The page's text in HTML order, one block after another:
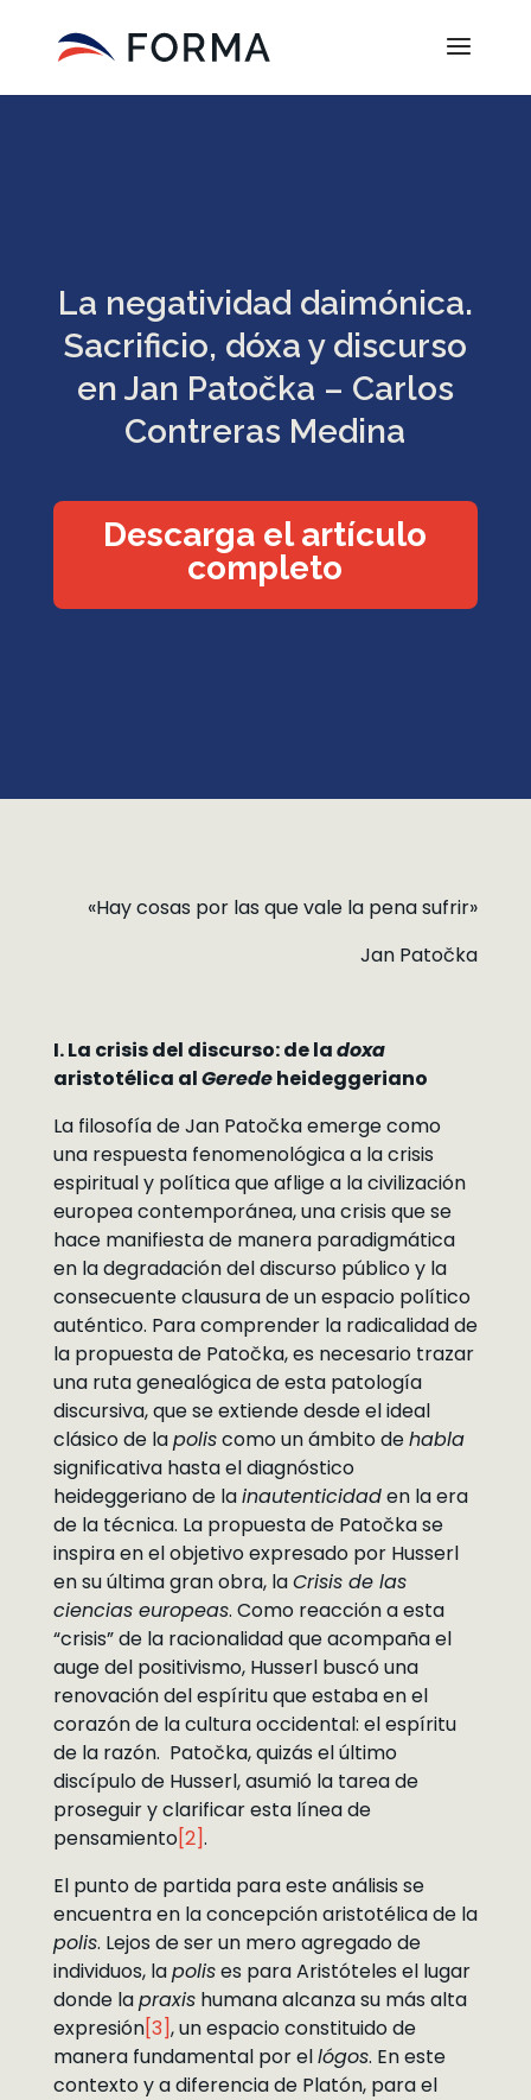
La negatividad daimónica.
Sacrificio, dóxa y discurso
en Jan Patočka – Carlos
Contreras Medina
Descarga el artículo
completo
«Hay cosas por las que vale la pena sufrir»
Jan Patočka
I. La crisis del discurso: de ladoxa
aristotélica alGeredeheideggeriano
La filosofía de Jan Patočka emerge como
una respuesta fenomenológica a la crisis
espiritual y política que aflige a la civilización
europea contemporánea, una crisis que se
hace manifiesta de manera paradigmática
en la degradación del discurso público y la
consecuente clausura de un espacio político
auténtico. Para comprender la radicalidad de
la propuesta de Patočka, es necesario trazar
una ruta genealógica de esta patología
discursiva, que se extiende desde el ideal
clásico de lapoliscomo un ámbito dehabla
significativa hasta el diagnóstico
heideggeriano de lainautenticidaden la era
de la técnica. La propuesta de Patočka se
inspira en el objetivo expresado por Husserl
en su última gran obra, laCrisis de las
ciencias europeas. Como reacción a esta
“crisis” de la racionalidad que acompaña el
auge del positivismo, Husserl buscó una
renovación del espíritu que estaba en el
corazón de la cultura occidental: el espíritu
de la razón. Patočka, quizás el último
discípulo de Husserl, asumió la tarea de
proseguir y clarificar esta línea de
pensamiento[2].
El punto de partida para este análisis se
encuentra en la concepción aristotélica de la
polis. Lejos de ser un mero agregado de
individuos, lapolises para Aristóteles el lugar
donde lapraxishumana alcanza su más alta
expresión[3], un espacio constituido de
manera fundamental por ellógos. En este
contexto y a diferencia de Platón, para el